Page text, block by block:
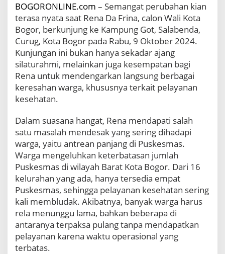
a
F
r
i
n
a
,
W
u
j
k
a
n
u
k
e
s
a
s
2
BOGORONLINE.com – Semangat perubahan kian
terasa nyata saat Rena Da Frina, calon Wali Kota
Bogor, berkunjung ke Kampung Got, Salabenda,
Curug, Kota Bogor pada Rabu, 9 Oktober 2024.
Kunjungan ini bukan hanya sekadar ajang
silaturahmi, melainkan juga kesempatan bagi
Rena untuk mendengarkan langsung berbagai
keresahan warga, khususnya terkait pelayanan
kesehatan.
Dalam suasana hangat, Rena mendapati salah
satu masalah mendesak yang sering dihadapi
warga, yaitu antrean panjang di Puskesmas.
Warga mengeluhkan keterbatasan jumlah
Puskesmas di wilayah Barat Kota Bogor. Dari 16
kelurahan yang ada, hanya tersedia empat
Puskesmas, sehingga pelayanan kesehatan sering
kali membludak. Akibatnya, banyak warga harus
rela menunggu lama, bahkan beberapa di
antaranya terpaksa pulang tanpa mendapatkan
pelayanan karena waktu operasional yang
terbatas.